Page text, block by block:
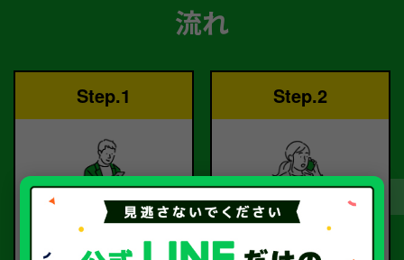
流れ
Step.1
ご依頼
お電話または査定フォー
Step.2
査定
査定のプロが